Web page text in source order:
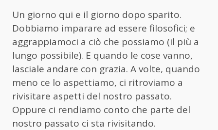
Un giorno qui e il giorno dopo sparito.
Dobbiamo imparare ad essere filosofici; e
aggrappiamoci a ciò che possiamo (il più a
lungo possibile). E quando le cose vanno,
lasciale andare con grazia. A volte, quando
meno ce lo aspettiamo, ci ritroviamo a
rivisitare aspetti del nostro passato.
Oppure ci rendiamo conto che parte del
nostro passato ci sta rivisitando.